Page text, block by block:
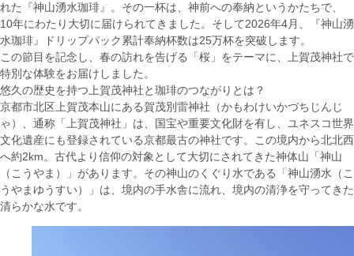
れた『神山湧水珈琲』。その一杯は、神前への奉納というかたちで、
10年にわたり大切に届けられてきました。そして2026年4月、『神山湧
水珈琲』ドリップパック累計奉納杯数は25万杯を突破します。
この節目を記念し、春の訪れを告げる「桜」をテーマに、上賀茂神社で
特別な体験をお届けしました。
悠久の歴史を持つ上賀茂神社と珈琲のつながりとは？
京都市北区上賀茂本山にある賀茂別雷神社（かもわけいかづちじんじ
ゃ）、通称「上賀茂神社」は、国宝や重要文化財を有し、ユネスコ世界
文化遺産にも登録されている京都最古の神社です。この境内から北北西
へ約2km。古代より信仰の対象として大切にされてきた神体山「神山
（こうやま）」があります。その神山のくぐり水である「神山湧水（こ
うやまゆうすい）」は、境内の手水舎に流れ、境内の清浄を守ってきた
清らかな水です。